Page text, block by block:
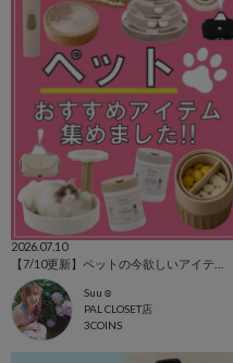
2026.07.10
Suu☺︎
PAL CLOSET店
3COINS